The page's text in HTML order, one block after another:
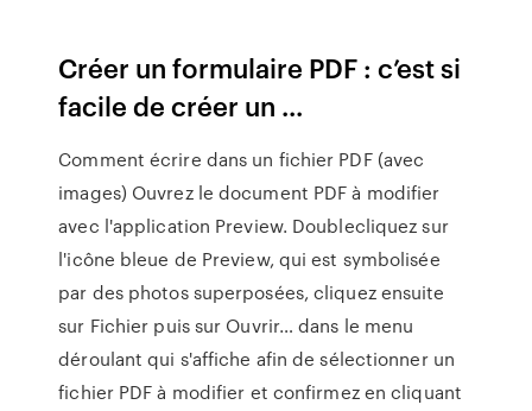
Créer un formulaire PDF : c’est si
facile de créer un ...
Comment écrire dans un fichier PDF (avec
images) Ouvrez le document PDF à modifier
avec l'application Preview. Doublecliquez sur
l'icône bleue de Preview, qui est symbolisée
par des photos superposées, cliquez ensuite
sur Fichier puis sur Ouvrir… dans le menu
déroulant qui s'affiche afin de sélectionner un
fichier PDF à modifier et confirmez en cliquant